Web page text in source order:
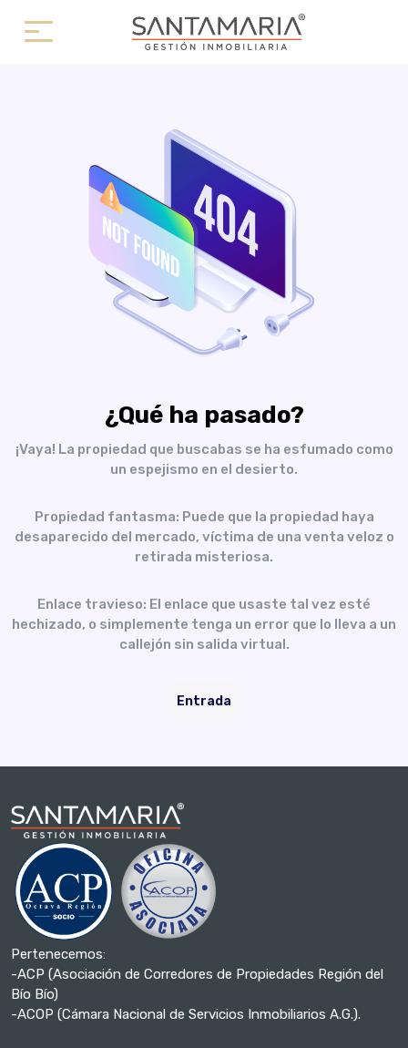
¿Qué ha pasado?
¡Vaya! La propiedad que buscabas se ha esfumado como
un espejismo en el desierto.
Propiedad fantasma: Puede que la propiedad haya
desaparecido del mercado, víctima de una venta veloz o
retirada misteriosa.
Enlace travieso: El enlace que usaste tal vez esté
hechizado, o simplemente tenga un error que lo lleva a un
callejón sin salida virtual.
Entrada
Pertenecemos:
-ACP (Asociación de Corredores de Propiedades Región del
Bío Bío)
-ACOP (Cámara Nacional de Servicios Inmobiliarios A.G.).